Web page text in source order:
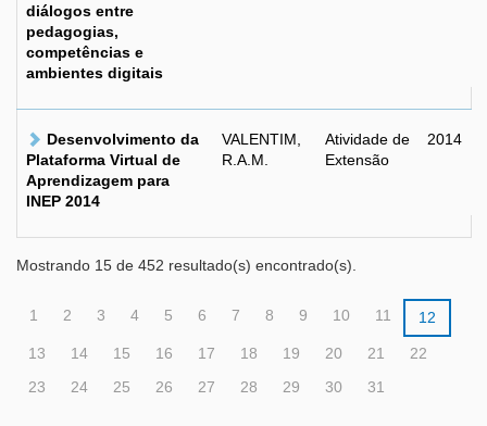
diálogos entre
pedagogias,
competências e
ambientes digitais
Desenvolvimento da
Plataforma Virtual de
Aprendizagem para
INEP 2014
VALENTIM,
R.A.M.
Atividade de
Extensão
2014
Mostrando 15 de 452 resultado(s) encontrado(s).
1 2 3 4 5 6 7 8 9 10 11 12
13 14 15 16 17 18 19 20 21
22
23
24 25 26 27 28 29 30 31